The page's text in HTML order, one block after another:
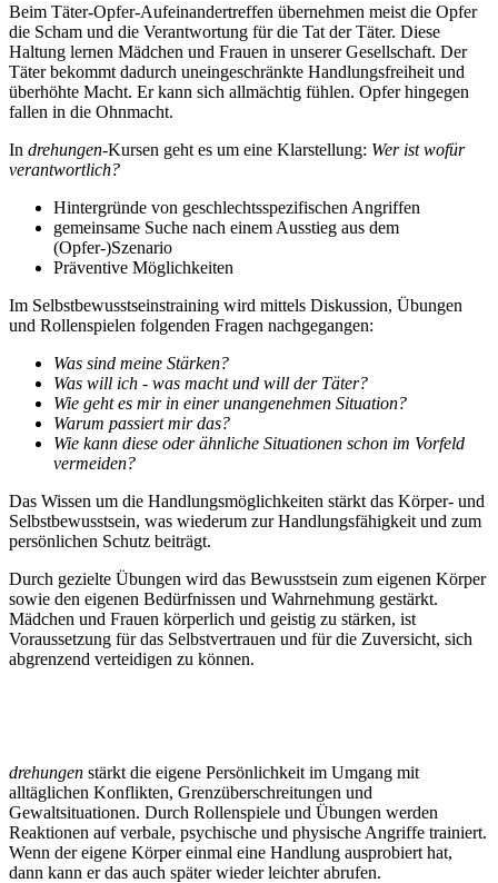
Beim Täter-Opfer-Aufeinandertreffen übernehmen meist die Opfer
die Scham und die Verantwortung für die Tat der Täter. Diese
Haltung lernen Mädchen und Frauen in unserer Gesellschaft. Der
Täter bekommt dadurch uneingeschränkte Handlungsfreiheit und
überhöhte Macht. Er kann sich allmächtig fühlen. Opfer hingegen
fallen in die Ohnmacht.
In drehungen-Kursen geht es um eine Klarstellung: Wer ist wofür
verantwortlich?
Hintergründe von geschlechtsspezifischen Angriffen
gemeinsame Suche nach einem Ausstieg aus dem
(Opfer-)Szenario
Präventive Möglichkeiten
Im Selbstbewusstseinstraining wird mittels Diskussion, Übungen
und Rollenspielen folgenden Fragen nachgegangen:
Was sind meine Stärken?
Was will ich - was macht und will der Täter?
Wie geht es mir in einer unangenehmen Situation?
Warum passiert mir das?
Wie kann diese oder ähnliche Situationen schon im Vorfeld
vermeiden?
Das Wissen um die Handlungsmöglichkeiten stärkt das Körper- und
Selbstbewusstsein, was wiederum zur Handlungsfähigkeit und zum
persönlichen Schutz beiträgt.
Durch gezielte Übungen wird das Bewusstsein zum eigenen Körper
sowie den eigenen Bedürfnissen und Wahrnehmung gestärkt.
Mädchen und Frauen körperlich und geistig zu stärken, ist
Voraussetzung für das Selbstvertrauen und für die Zuversicht, sich
abgrenzend verteidigen zu können.
drehungen stärkt die eigene Persönlichkeit im Umgang mit
alltäglichen Konflikten, Grenzüberschreitungen und
Gewaltsituationen. Durch Rollenspiele und Übungen werden
Reaktionen auf verbale, psychische und physische Angriffe trainiert.
Wenn der eigene Körper einmal eine Handlung ausprobiert hat,
dann kann er das auch später wieder leichter abrufen.